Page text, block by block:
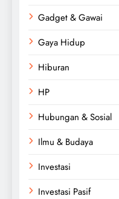
Gadget & Gawai
Gaya Hidup
Hiburan
HP
Hubungan & Sosial
Ilmu & Budaya
Investasi
Investasi Pasif